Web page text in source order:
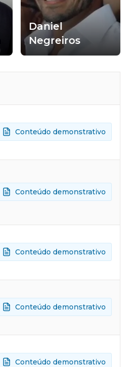
Daniel
Negreiros
Conteúdo demonstrativo
Conteúdo demonstrativo
Conteúdo demonstrativo
Conteúdo demonstrativo
Conteúdo demonstrativo